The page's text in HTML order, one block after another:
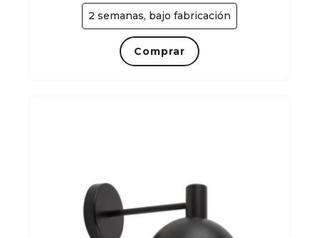
2 semanas, bajo fabricación
Comprar